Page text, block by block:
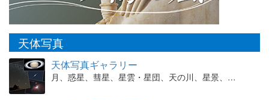
天体写真
天体写真ギャラリー
月、惑星、彗星、星雲・星団、天の川、星景、…